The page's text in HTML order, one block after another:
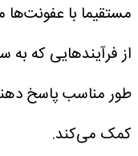
مستقیما با عفونت‌ها
از فرآیندهایی که
طور مناسب پاسخ
کمک می‌کند.